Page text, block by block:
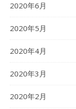
2020年6月
2020年5月
2020年4月
2020年3月
2020年2月